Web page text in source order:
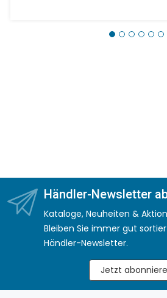
Händler-Newsletter
Kataloge, Neuheiten &
Bleiben Sie immer gut
Händler-Newsletter.
Jetzt